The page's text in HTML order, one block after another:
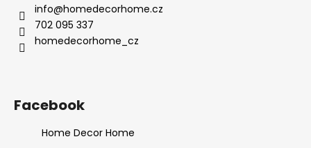
info@homedecorhome.cz
702 095 337
homedecorhome_cz
Facebook
Home Decor Home